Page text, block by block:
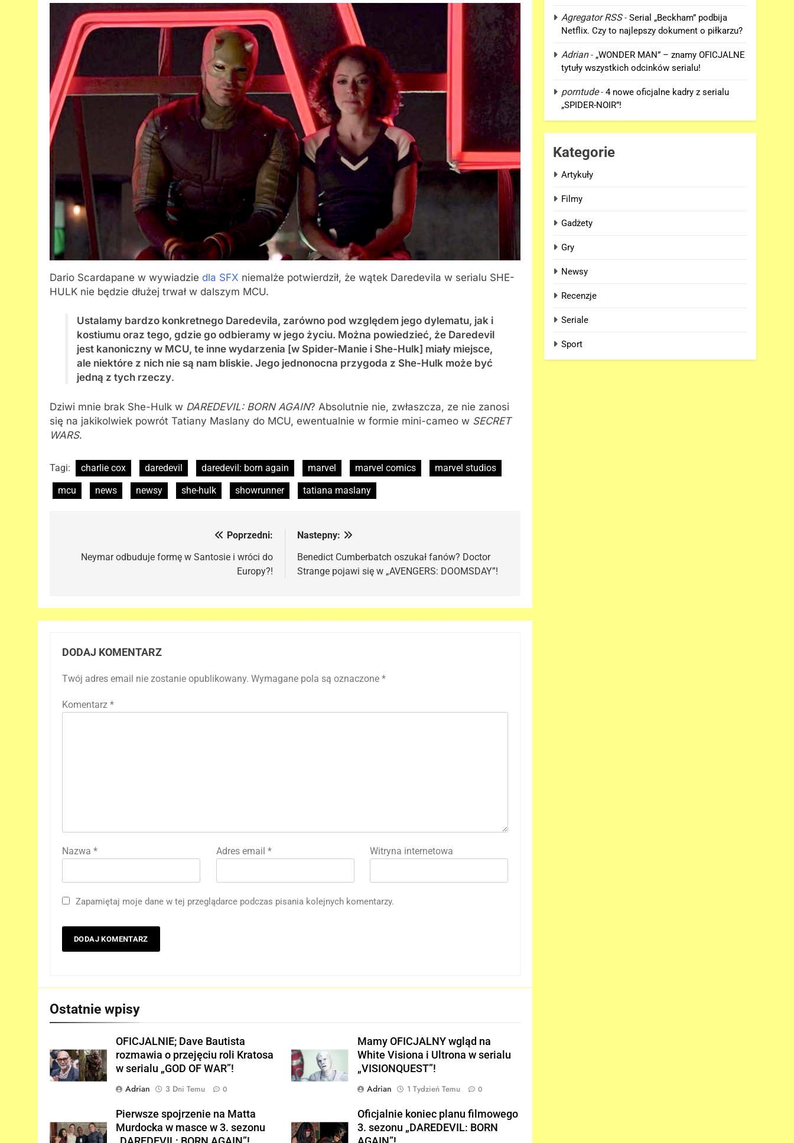
Dario Scardapane w wywiadzie dla SFX niemalże potwierdził, że wątek Daredevila w serialu SHE-
HULK nie będzie dłużej trwał w dalszym MCU.
Ustalamy bardzo konkretnego Daredevila, zarówno pod względem jego dylematu, jak i
kostiumu oraz tego, gdzie go odbieramy w jego życiu. Można powiedzieć, że Daredevil
jest kanoniczny w MCU, te inne wydarzenia [w Spider-Manie i She-Hulk] miały miejsce,
ale niektóre z nich nie są nam bliskie. Jego jednonocna przygoda z She-Hulk może być
jedną z tych rzeczy.
Dziwi mnie brak She-Hulk w DAREDEVIL: BORN AGAIN? Absolutnie nie, zwłaszcza, ze nie zanosi
się na jakikolwiek powrót Tatiany Maslany do MCU, ewentualnie w formie mini-cameo w SECRET
WARS.
Tagi: charlie cox daredevil daredevil: born again marvel marvel comics
marvel studios
mcu
news newsy she-hulk showrunner tatiana maslany
wpisu
Poprzedni:
Neymar odbuduje formę w Santosie i wróci do
Europy?!
Nastepny:
Benedict Cumberbatch oszukał fanów? Doctor
Strange pojawi się w „AVENGERS: DOOMSDAY”!
DODAJ KOMENTARZ
Twój adres email nie zostanie opublikowany. Wymagane pola są oznaczone *
Komentarz *
Nazwa * Adres email * Witryna internetowa
Zapamiętaj moje dane w tej przeglądarce podczas pisania kolejnych komentarzy.
Ostatnie wpisy
OFICJALNIE; Dave Bautista
rozmawia o przejęciu roli Kratosa
w serialu „GOD OF WAR”!
Adrian
3 Dni Temu 0
Mamy OFICJALNY wgląd na
White Visiona i Ultrona w serialu
„VISIONQUEST”!
Adrian
1 Tydzień Temu 0
Pierwsze spojrzenie na Matta
Murdocka w masce w 3. sezonu
Oficjalnie koniec planu filmowego
3. sezonu „DAREDEVIL: BORN
Agregator RSS-Serial „Beckham” podbija
Netflix. Czy to najlepszy dokument o piłkarzu?
Adrian- „WONDER MAN” – znamy OFICJALNE
tytuły wszystkich odcinków serialu!
porntude-4 nowe oficjalne kadry z serialu
„SPIDER-NOIR”!
Kategorie
Artykuły
Filmy
Gadżety
Gry
Newsy
Recenzje
Seriale
Sport
5
Victora! Sue Storm będzie
„AVENGERS: DOOMSDAY”!
NETFLIX!
GRY
7
TAK może wyglądać
ulepszony kostium Thora w
„AVENGERS: DOOMSDAY”!
FILMY
8
Hulk NIE zapomniał, że Peter
Parker to Spider-Man?!
FILMY